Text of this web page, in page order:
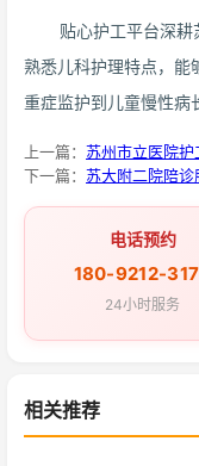
贴心护工平台深
熟悉儿科护理特点，能
重症监护到儿童慢性病
上一篇： 苏州市立医院
下一篇： 苏大附二院陪诊
电话预约
180-9212-
24小时服务
相关推荐